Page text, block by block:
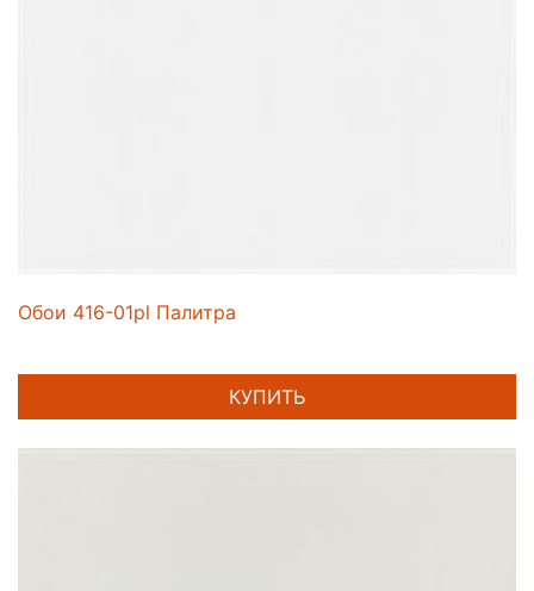
Обои 416-01pl Палитра
КУПИТЬ